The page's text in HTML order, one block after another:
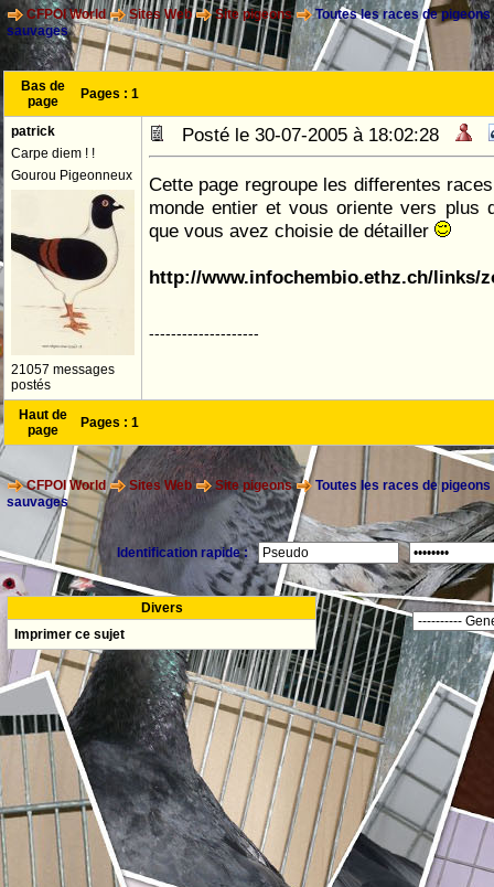
CFPOI World Sites Web Site pigeons
Toutes les races de pigeons
sauvages
Bas de
page
Pages : 1
patrick
Carpe diem ! !
Gourou Pigeonneux
21057 messages
postés
Posté le 30-07-2005 à 18:02:28
Cette page regroupe les differentes
monde entier et vous oriente vers plus
que vous avez choisie de détailler
http://www.infochembio.ethz.ch/links/
--------------------
Haut de
page
Pages : 1
CFPOI World Sites Web Site pigeons
Toutes les races de pigeons
sauvages
Identification rapide :
Divers
Imprimer ce sujet